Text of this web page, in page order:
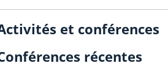
et conférences
récentes